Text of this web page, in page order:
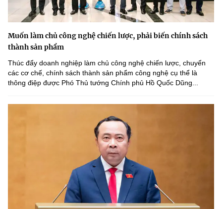
Muốn làm chủ công nghệ chiến lược, phải biến chính sách
thành sản phẩm
Thúc đẩy doanh nghiệp làm chủ công nghệ chiến lược, chuyển
các cơ chế, chính sách thành sản phẩm công nghệ cụ thể là
thông điệp được Phó Thủ tướng Chính phủ Hồ Quốc Dũng...